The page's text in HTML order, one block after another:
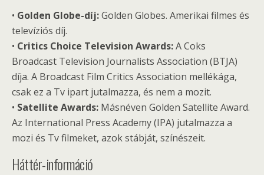
• Golden Globe-díj:Golden Globes. Amerikai filmes és
televíziós díj.
• Critics Choice Television Awards:A Coks
Broadcast Television Journalists Association (BTJA)
díja. A Broadcast Film Critics Association mellékága,
csak ez a Tv ipart jutalmazza, és nem a mozit.
• Satellite Awards: Másnéven Golden Satellite Award.
Az International Press Academy (IPA) jutalmazza a
mozi és Tv filmeket, azok stábját, színészeit.
Háttér-információ